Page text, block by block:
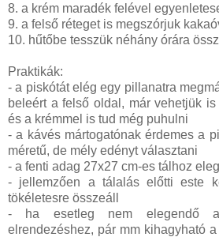
8. a krém maradék felével
9. a felső réteget is megszórjuk
10. hűtőbe tesszük néhány órára
Praktikák:
- a piskótát elég egy pillanatra
beleért a felső oldal, már vehetjük
és a krémmel is tud még puhulni
- a kávés mártogatónak érdemes a
méretű, de mély edényt választani
- a fenti adag 27x27 cm-es tálhoz
- jellemzően a tálalás előtti este
tökéletesre összeáll
- ha esetleg nem elegendő
elrendezéshez, pár mm kihagyható